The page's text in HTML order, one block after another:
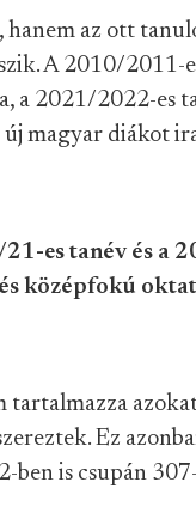
hanem az ott
A 2010/2011-
a 2021/2022-es
új magyar diákot
es tanév és a
középfokú
tartalmazza
Ez
ben is csupán